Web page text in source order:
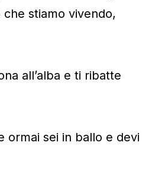
stiamo vivendo,
all’alba e ti ribatte
ormai sei in ballo e devi